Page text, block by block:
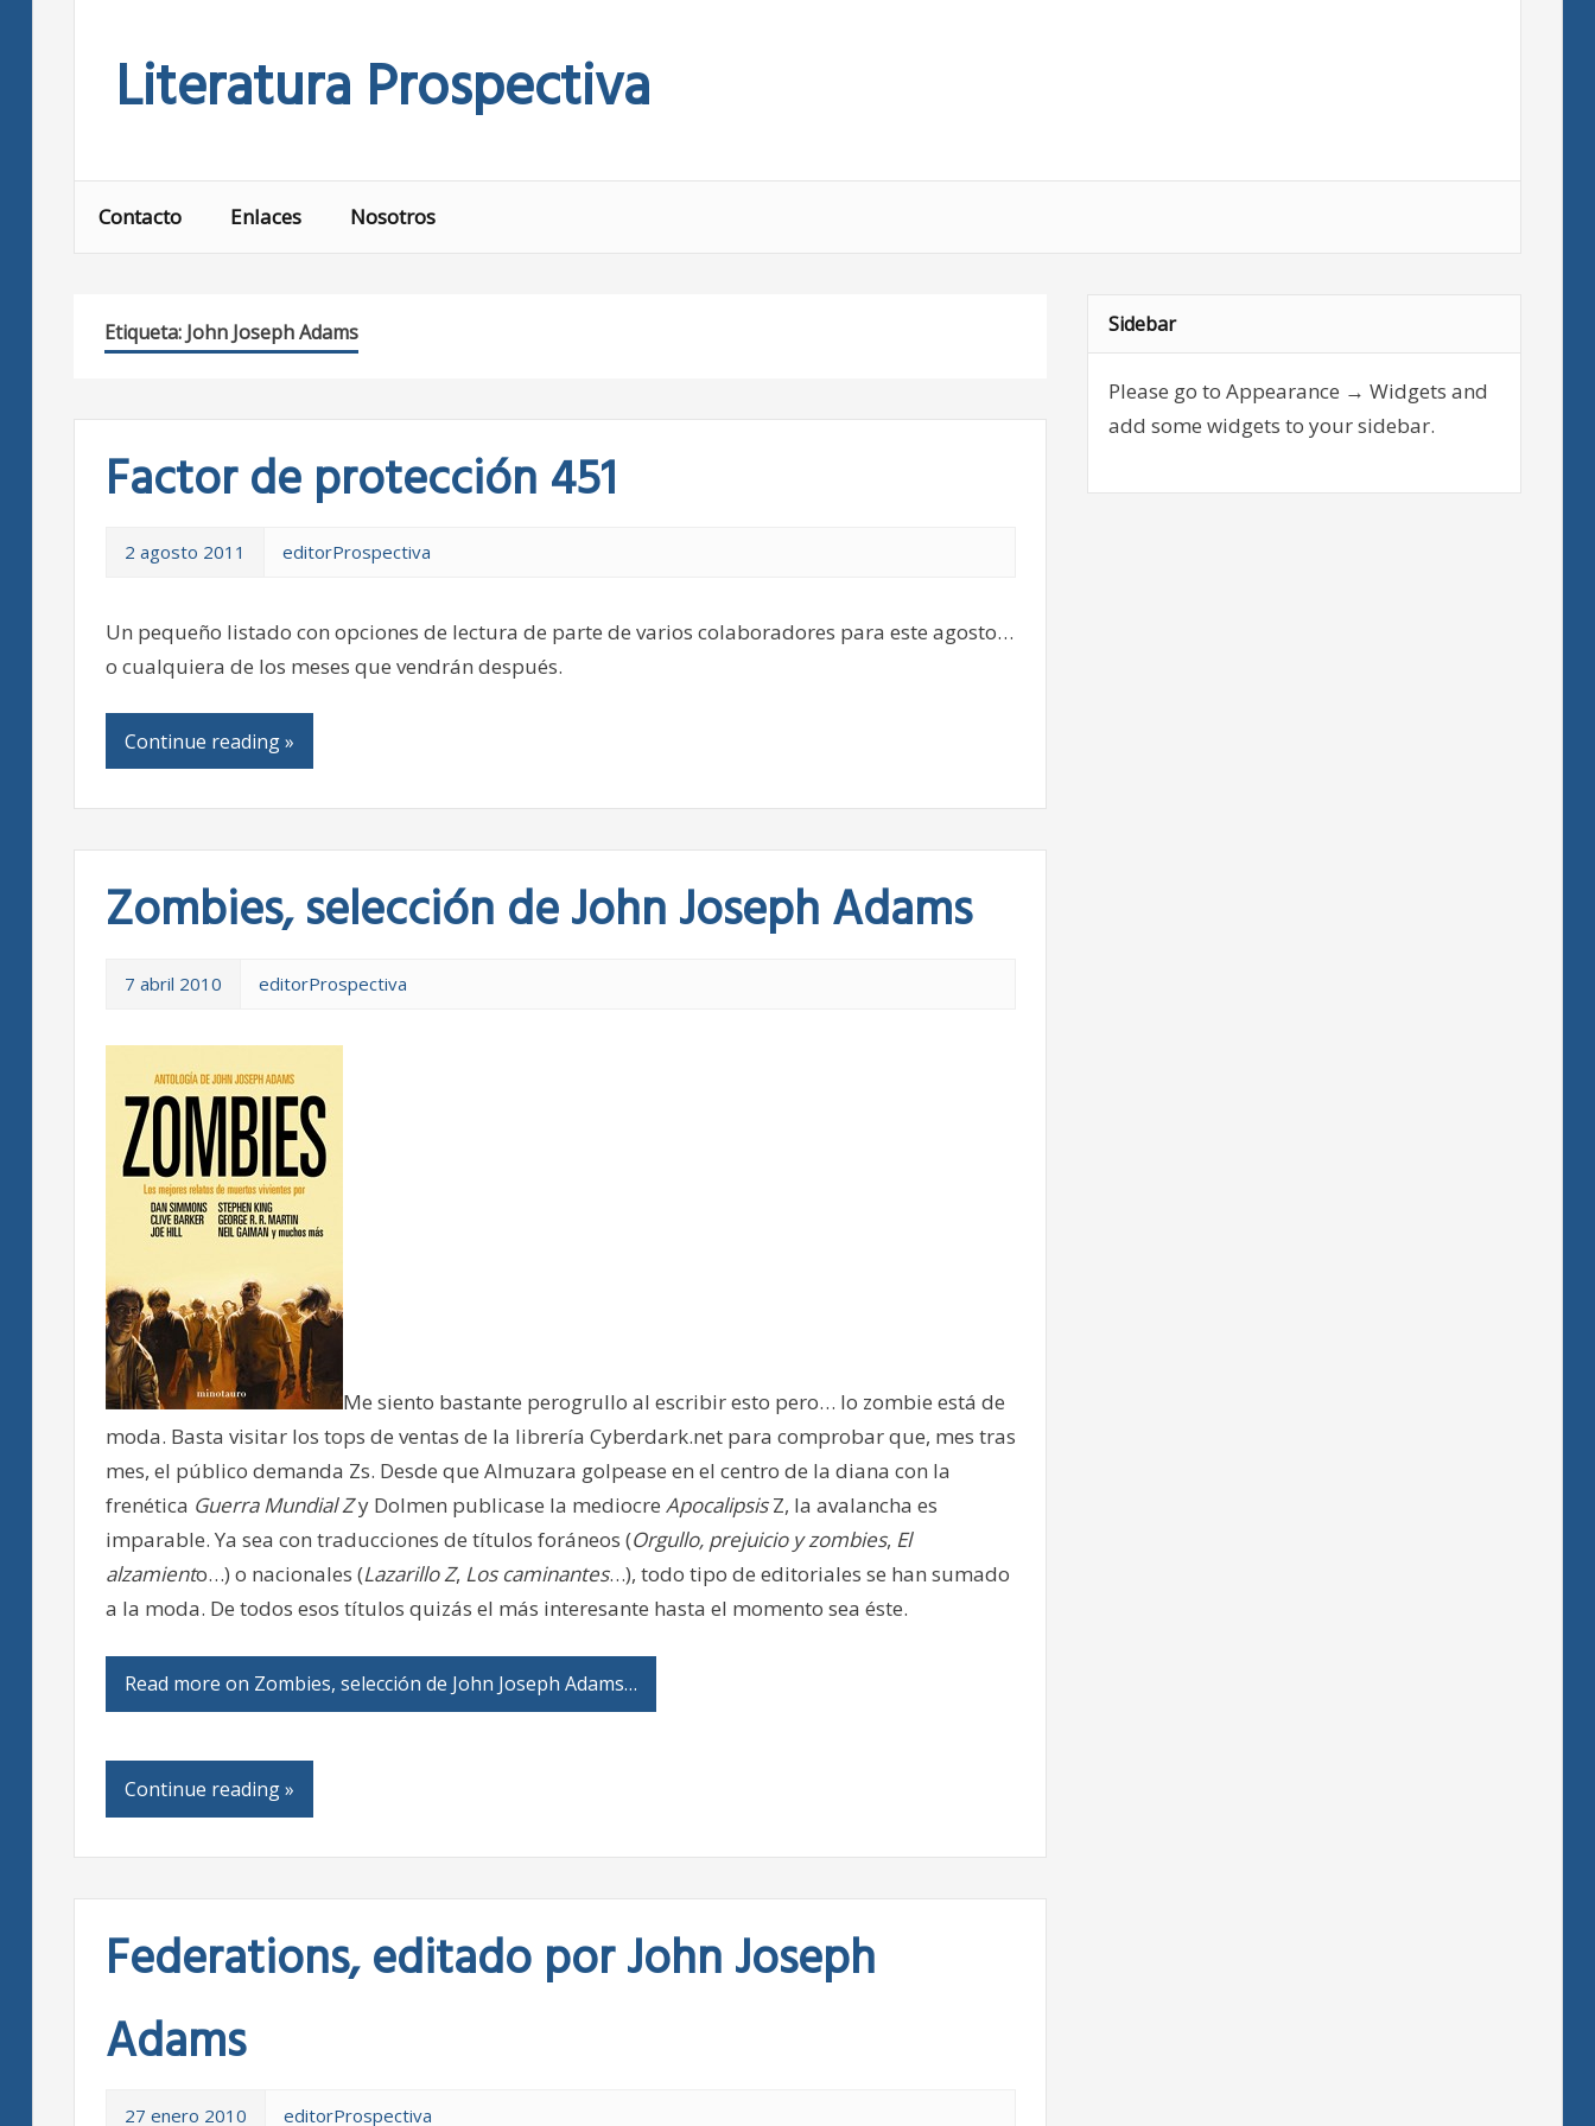
Literatura Prospectiva
Contacto Enlaces Nosotros
Etiqueta: John Joseph Adams
Factor de protección 451
2 agosto 2011 editorProspectiva
Un pequeño listado con opciones de lectura de parte de varios colaboradores para este agosto…
o cualquiera de los meses que vendrán después.
Continue reading »
Zombies, selección de John Joseph Adams
7 abril 2010 editorProspectiva
Me siento bastante perogrullo al escribir esto pero… lo zombie está de
moda. Basta visitar los tops de ventas de la librería Cyberdark.net para comprobar que, mes tras
mes, el público demanda Zs. Desde que Almuzara golpease en el centro de la diana con la
frenética Guerra Mundial Zy Dolmen publicase la mediocre ApocalipsisZ, la avalancha es
imparable. Ya sea con traducciones de títulos foráneos (Orgullo, prejuicio y zombies, El
alzamiento…) o nacionales (Lazarillo Z, Los caminantes…), todo tipo de editoriales se han sumado
a la moda. De todos esos títulos quizás el más interesante hasta el momento sea éste.
Read more on Zombies, selección de John Joseph Adams…
Continue reading »
Federations, editado por John Joseph
Adams
27 enero 2010 editorProspectiva
Sidebar
Please go to Appearance → Widgets and
add some widgets to your sidebar.